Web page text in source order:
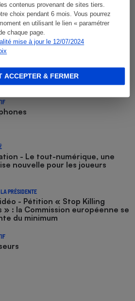
contenus provenant de sites tiers.
choix pendant 6 mois. Vous pourrez
en utilisant le lien « paramétrer
chaque page.
mise à jour le 12/07/2024
ACCEPTER & FERMER
de bureau - Choisir la bonne
en fonction de ses besoins
- Le tout-numérique, une
nouvelle pour les joueurs
PRÉSIDENTE
- Pétition « Stop Killing
» : la Commission européenne se
du minimum​​​​​​